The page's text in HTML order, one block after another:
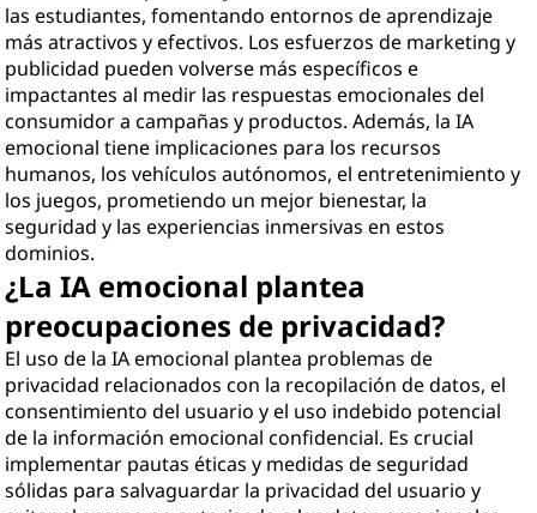
las estudiantes, fomentando entornos de aprendizaje
más atractivos y efectivos. Los esfuerzos de marketing y
publicidad pueden volverse más específicos e
impactantes al medir las respuestas emocionales del
consumidor a campañas y productos. Además, la IA
emocional tiene implicaciones para los recursos
humanos, los vehículos autónomos, el entretenimiento y
los juegos, prometiendo un mejor bienestar, la
seguridad y las experiencias inmersivas en estos
dominios.
¿La IA emocional plantea
preocupaciones de privacidad?
El uso de la IA emocional plantea problemas de
privacidad relacionados con la recopilación de datos, el
consentimiento del usuario y el uso indebido potencial
de la información emocional confidencial. Es crucial
implementar pautas éticas y medidas de seguridad
sólidas para salvaguardar la privacidad del usuario y